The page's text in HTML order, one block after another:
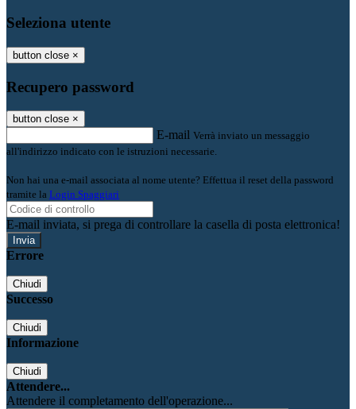
Seleziona utente
button close ×
Recupero password
button close ×
E-mail Verrà inviato un messaggio
all'indirizzo indicato con le istruzioni necessarie.
Non hai una e-mail associata al nome utente? Effettua il reset della password
tramite la Login Spaggiari
E-mail inviata, si prega di controllare la casella di posta elettronica!
Errore
Chiudi
Successo
Chiudi
Informazione
Chiudi
Attendere...
Attendere il completamento dell'operazione...